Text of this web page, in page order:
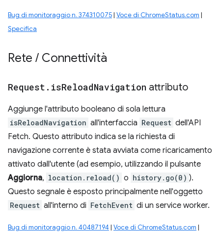
Bug di monitoraggio n. 374310075| Voce di ChromeStatus.com |
Specifica
Rete / Connettività
Request . isReloadNavigation attributo
Aggiunge l'attributo booleano di sola lettura
isReloadNavigation all'interfaccia Request dell'API
Fetch. Questo attributo indica se la richiesta di
navigazione corrente è stata avviata come ricaricamento
attivato dall'utente (ad esempio, utilizzando il pulsante
Aggiorna, location.reload() o history.go(0) ).
Questo segnale è esposto principalmente nell'oggetto
Request all'interno di FetchEvent di un service worker.
Bug di monitoraggio n. 40487194 | Voce di ChromeStatus.com |